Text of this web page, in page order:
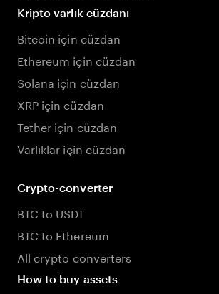
Kripto varlık cüzdanı
Bitcoin için cüzdan
Ethereum için cüzdan
Solana için cüzdan
XRP için cüzdan
Tether için cüzdan
Varlıklar için cüzdan
Crypto-converter
BTC to USDT
BTC to Ethereum
All crypto converters
How to buy assets